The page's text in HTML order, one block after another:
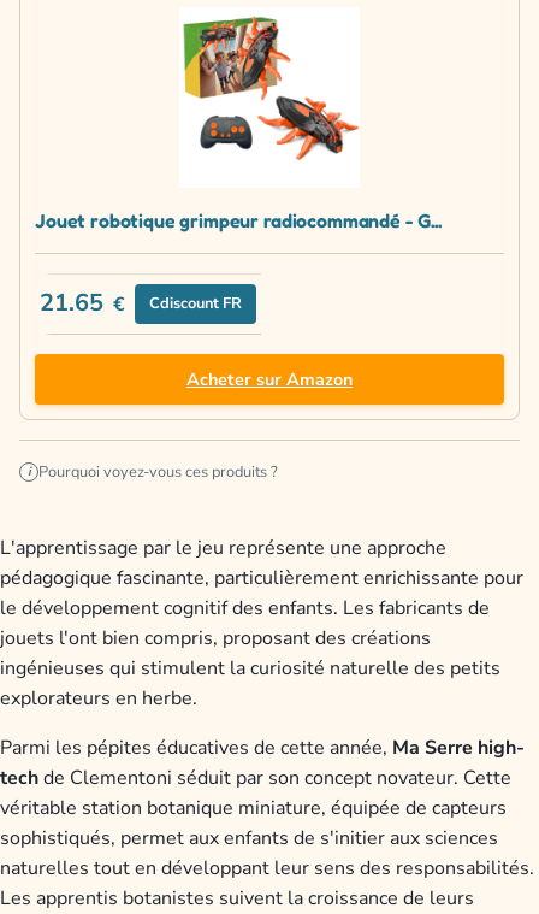
Jouet robotique grimpeur radiocommandé - G...
21.65 € Cdiscount FR
Acheter sur Amazon
i Pourquoi voyez-vous ces produits ?
L'apprentissage par le jeu représente une approche
pédagogique fascinante, particulièrement enrichissante pour
le développement cognitif des enfants. Les fabricants de
jouets l'ont bien compris, proposant des créations
ingénieuses qui stimulent la curiosité naturelle des petits
explorateurs en herbe.
Parmi les pépites éducatives de cette année, Ma Serre high-
techde Clementoni séduit par son concept novateur. Cette
véritable station botanique miniature, équipée de capteurs
sophistiqués, permet aux enfants de s'initier aux sciences
naturelles tout en développant leur sens des responsabilités.
Les apprentis botanistes suivent la croissance de leurs